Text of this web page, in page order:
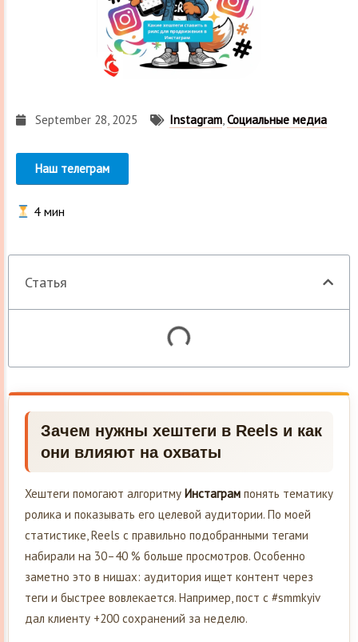
September 28, 2025 Instagram,Социальные медиа
Наш телеграм
4 мин
Статья
Зачем нужны хештеги в Reels и как
они влияют на охваты
Хештеги помогают алгоритму Инстаграм понять тематику
ролика и показывать его целевой аудитории. По моей
статистике, Reels с правильно подобранными тегами
набирали на 30–40 % больше просмотров. Особенно
заметно это в нишах: аудитория ищет контент через
теги и быстрее вовлекается. Например, пост с #smmkyiv
дал клиенту +200 сохранений за неделю.